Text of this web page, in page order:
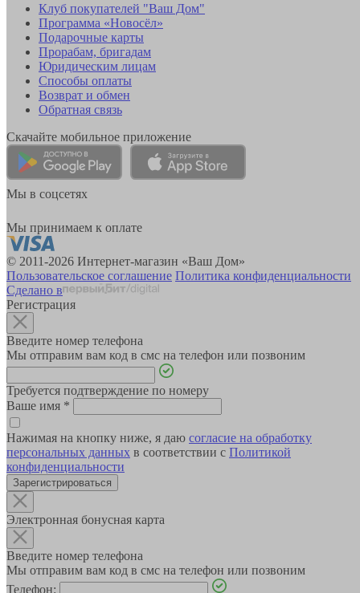
Клуб покупателей "Ваш Дом"
Программа «Новосёл»
Подарочные карты
Прорабам, бригадам
Юридическим лицам
Способы оплаты
Возврат и обмен
Обратная связь
Скачайте мобильное приложение
Мы в соцсетях
Мы принимаем к оплате
© 2011-2026 Интернет-магазин «Ваш Дом»
Пользовательское соглашение Политика конфиденциальности
Сделано в
Регистрация
Введите номер телефона
Мы отправим вам код в смс на телефон или позвоним
Требуется подтверждение по номеру
Ваше имя *
Нажимая на кнопку ниже, я даю согласие на обработку
персональных данных в соответствии с Политикой
конфиденциальности
Зарегистрироваться
Электронная бонусная карта
Введите номер телефона
Мы отправим вам код в смс на телефон или позвоним
Телефон: